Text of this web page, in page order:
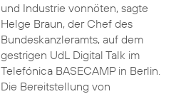
und Industrie vonnöten, sagte
Helge Braun, der Chef des
Bundeskanzleramts, auf dem
gestrigen UdL Digital Talk im
Telefónica BASECAMP in Berlin.
Die Bereitstellung von